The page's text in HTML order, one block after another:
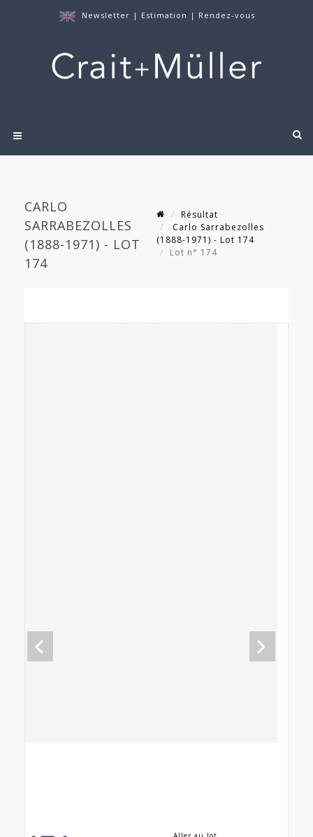
Newsletter | Estimation | Rendez-vous
CARLO
SARRABEZOLLES
(1888-1971) - LOT
174
Résultat
Carlo Sarrabezolles
(1888-1971) - Lot 174
Lot n° 174